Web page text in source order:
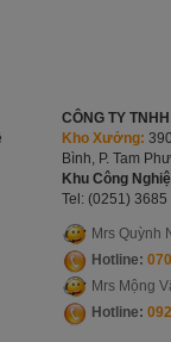
CÔNG TY
Kho Xưởng:
Bình, P. Tam
Khu Công
Tel: (0251)
Mrs Quỳnh
Hotline:
Mrs Mộng
Hotline: